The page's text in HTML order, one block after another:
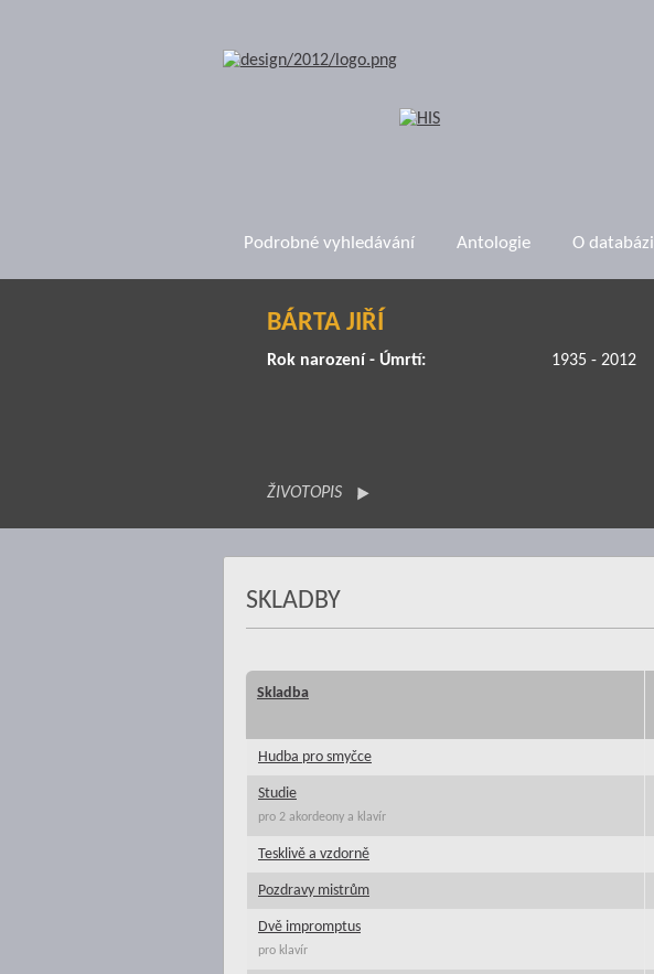
Podrobné vyhledávání Antologie O databázi
BÁRTA JIŘÍ
Rok narození - Úmrtí: 1935 - 2012
ŽIVOTOPIS
SKLADBY
Skladba
Hudba pro smyčce
Studie
pro 2 akordeony a klavír
Tesklivě a vzdorně
Pozdravy mistrům
Dvě impromptus
pro klavír